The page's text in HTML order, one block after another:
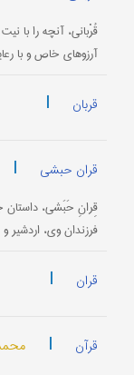
قُرْبانی، آنچه را با
آرزوهای خاص و با
قربان |
قران حبشی |
قِرانِ حَبَشی، داستان
فرزندان وی، اردشیر
قران |
قرآن |